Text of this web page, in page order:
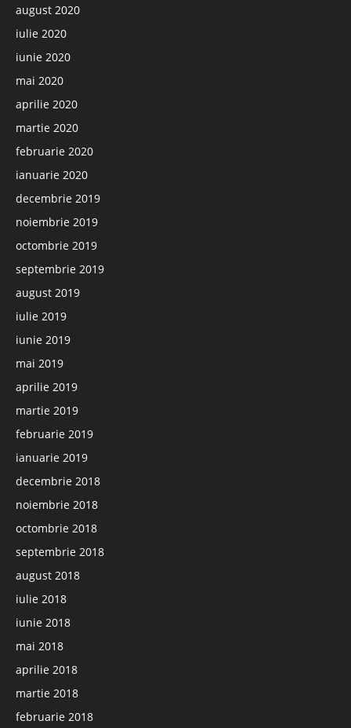
august 2020
iulie 2020
iunie 2020
mai 2020
aprilie 2020
martie 2020
februarie 2020
ianuarie 2020
decembrie 2019
noiembrie 2019
octombrie 2019
septembrie 2019
august 2019
iulie 2019
iunie 2019
mai 2019
aprilie 2019
martie 2019
februarie 2019
ianuarie 2019
decembrie 2018
noiembrie 2018
octombrie 2018
septembrie 2018
august 2018
iulie 2018
iunie 2018
mai 2018
aprilie 2018
martie 2018
februarie 2018